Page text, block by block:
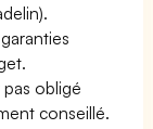
obligé
conseillé.